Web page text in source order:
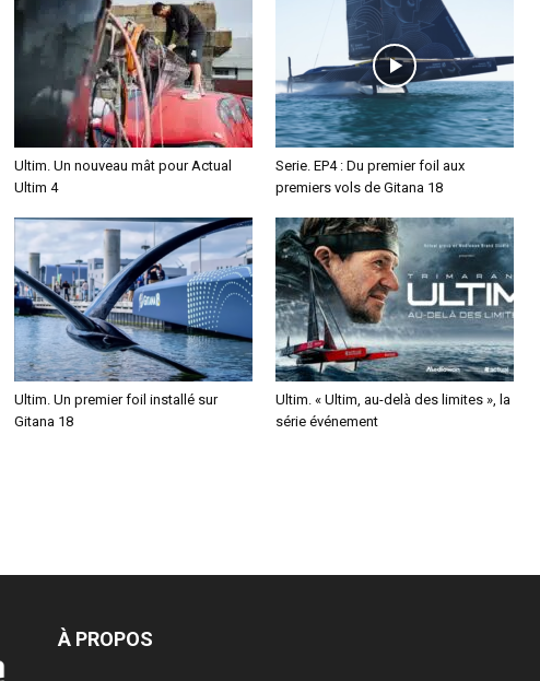
Ultim. Un nouveau mât pour Actual
Ultim 4
Serie. EP4 : Du premier foil aux
premiers vols de Gitana 18
Ultim. Un premier foil installé sur
Gitana 18
Ultim. « Ultim, au-delà des limites », la
série événement
À PROPOS